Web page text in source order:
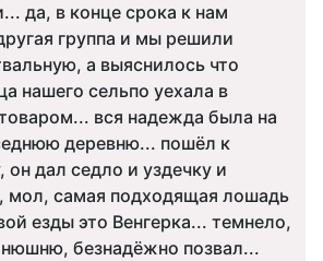
да, в конце срока к нам
группа и мы решили
а выяснилось что
нашего сельпо уехала в
вся надежда была на
деревню... пошёл к
он дал седло и уздечку и
мол, самая подходящая лошадь
езды это Венгерка... темнело,
безнадёжно позвал...